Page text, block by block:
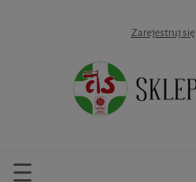
Zarejestruj się